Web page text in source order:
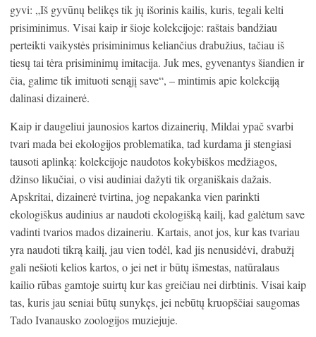
gyvi: „Iš gyvūnų belikęs tik jų išorinis kailis, kuris, tegali kelti
prisiminimus. Visai kaip ir šioje kolekcijoje: raštais bandžiau
perteikti vaikystės prisiminimus keliančius drabužius, tačiau iš
tiesų tai tėra prisiminimų imitacija. Juk mes, gyvenantys šiandien ir
čia, galime tik imituoti senąjį save“, – mintimis apie kolekciją
dalinasi dizainerė.
Kaip ir daugeliui jaunosios kartos dizainerių, Mildai ypač svarbi
tvari mada bei ekologijos problematika, tad kurdama ji stengiasi
tausoti aplinką: kolekcijoje naudotos kokybiškos medžiagos,
džinso likučiai, o visi audiniai dažyti tik organiškais dažais.
Apskritai, dizainerė tvirtina, jog nepakanka vien parinkti
ekologiškus audinius ar naudoti ekologišką kailį, kad galėtum save
vadinti tvarios mados dizaineriu. Kartais, anot jos, kur kas tvariau
yra naudoti tikrą kailį, jau vien todėl, kad jis nenusidėvi, drabužį
gali nešioti kelios kartos, o jei net ir būtų išmestas, natūralaus
kailio rūbas gamtoje suirtų kur kas greičiau nei dirbtinis. Visai kaip
tas, kuris jau seniai būtų sunykęs, jei nebūtų kruopščiai saugomas
Tado Ivanausko zoologijos muziejuje.